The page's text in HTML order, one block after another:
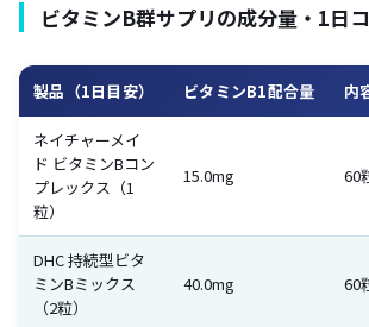
ビタミンB群サプリの成分量・1日
製品（1日目安） ビタミンB1配合量 内
ネイチャーメイ
ド ビタミンBコン
プレックス（1
粒）
15.0mg 60
DHC 持続型ビタ
ミンBミックス
（2粒）
40.0mg 60